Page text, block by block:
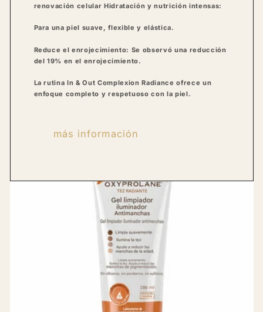
renovación celularHidratación y nutrición intensas:
Para una piel suave, flexible y elástica.
Reduce el enrojecimiento: Se observó una reducción
del 19% en el enrojecimiento.
La rutina In & Out Complexion Radiance ofrece un
enfoque completo y respetuoso con la piel.
más información